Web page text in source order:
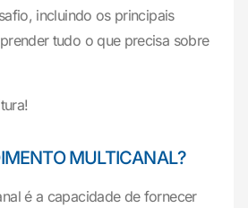
incluindo os principais
tudo o que precisa sobre
MULTICANAL?
é a capacidade de fornecer